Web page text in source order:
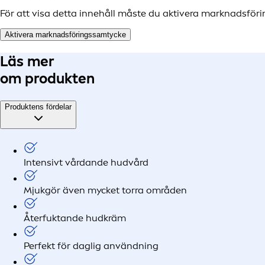
För att visa detta innehåll måste du aktivera
Aktivera marknadsföringssamtycke
Läs mer
om produkten
Produktens fördelar
Intensivt vårdande hudvård
Mjukgör även mycket torra områden
Återfuktande hudkräm
Perfekt för daglig användning